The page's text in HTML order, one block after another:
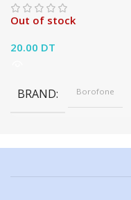
Out of stock
20.00 DT
BRAND Borofone